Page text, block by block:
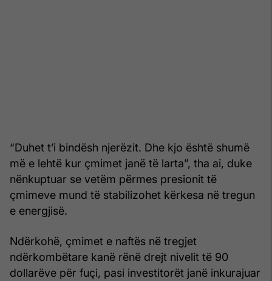
“Duhet t’i bindësh njerëzit. Dhe kjo është shumë
më e lehtë kur çmimet janë të larta”, tha ai, duke
nënkuptuar se vetëm përmes presionit të
çmimeve mund të stabilizohet kërkesa në tregun
e energjisë.
Ndërkohë, çmimet e naftës në tregjet
ndërkombëtare kanë rënë drejt nivelit të 90
dollarëve për fuçi, pasi investitorët janë inkurajuar